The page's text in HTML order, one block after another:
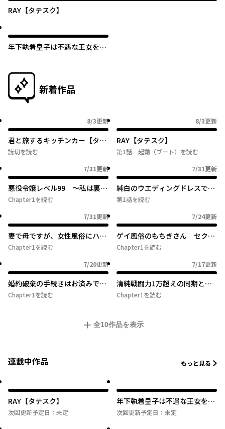
RAY【タテスク】
年下執着皇子は不遇な王女を愛
新着作品
8/3更新
君と旅するキッチンカー【タテ
スク】
読切を読む
8/3更新
RAY【タテスク】
第1話 起動（ブート） を読む
7/31更新
悪役令嬢レベル99 ～私は裏ボ
スですが魔王ではありません～
Chapter1を読む
7/31更新
純白のウエディングドレスで復
讐を【タテスク】
第1話を読む
7/31更新
妻で母ですが、女性風俗にハマ
りました【タテスク】
Chapter1を読む
7/24更新
ゲイ風俗のもちぎさん セクシ
ュアリティは人生だ。【タテス
Chapter1を読む
7/20更新
婚約破棄の手続きはお済みです
か？ 第二の人生を謳歌しよう
Chapter1を読む
7/17更新
清純戦闘力1万超えの同期と視
えるわたし【タテスク】
Chapter1を読む
全10作品を表示
連載中作品 もっと見る
RAY【タテスク】
次回更新予定日： 未定
年下執着皇子は不遇な王女を愛
しすぎてる【タテスク】
次回更新予定日： 未定